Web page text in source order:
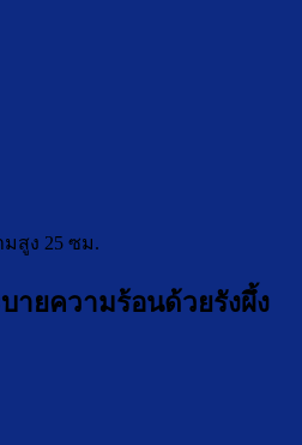
สูง 25 ซม.
ายความร้อนด้วยรังผึ้ง